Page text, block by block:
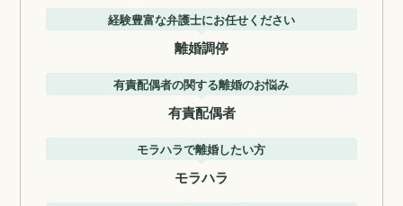
経験豊富な弁護士にお任せください
離婚調停
有責配偶者の関する離婚のお悩み
有責配偶者
モラハラで離婚したい方
モラハラ